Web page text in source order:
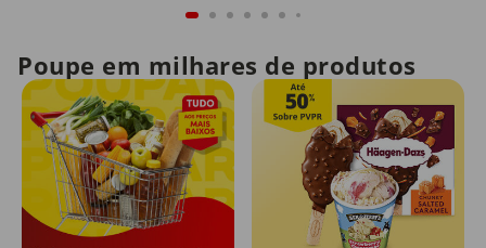
Poupe em milhares de produtos